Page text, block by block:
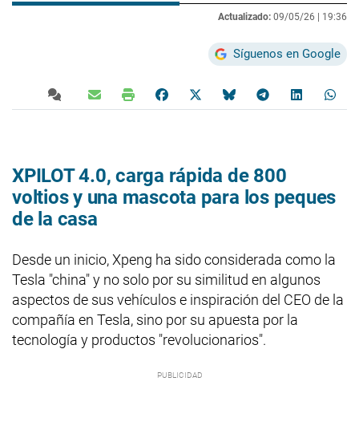
Actualizado: 09/05/26 | 19:36
Síguenos en Google
XPILOT 4.0, carga rápida de 800
voltios y una mascota para los peques
de la casa
Desde un inicio, Xpeng ha sido considerada como la
Tesla "china" y no solo por su similitud en algunos
aspectos de sus vehículos e inspiración del CEO de la
compañía en Tesla, sino por su apuesta por la
tecnología y productos "revolucionarios".